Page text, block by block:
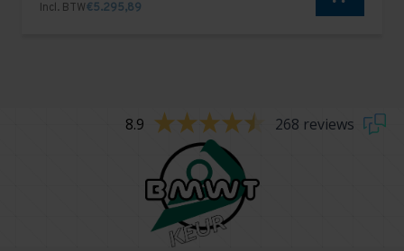
Incl. BTW€5.295,89
8.9 268 reviews